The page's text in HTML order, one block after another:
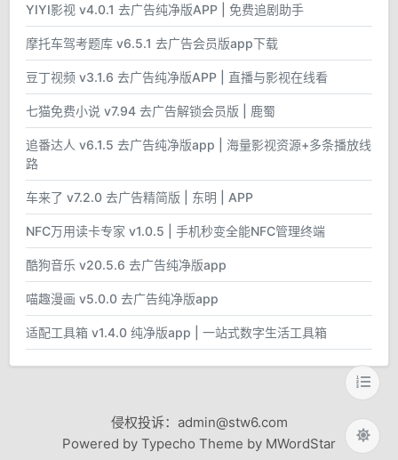
YIYI影视 v4.0.1 去广告纯净版APP | 免费追剧助手
摩托车驾考题库 v6.5.1 去广告会员版app下载
豆丁视频 v3.1.6 去广告纯净版APP | 直播与影视在线看
七猫免费小说 v7.94 去广告解锁会员版 | 鹿蜀
追番达人 v6.1.5 去广告纯净版app | 海量影视资源+多条播放线
路
车来了 v7.2.0 去广告精简版 | 东明 | APP
NFC万用读卡专家 v1.0.5 | 手机秒变全能NFC管理终端
酷狗音乐 v20.5.6 去广告纯净版app
喵趣漫画 v5.0.0 去广告纯净版app
适配工具箱 v1.4.0 纯净版app | 一站式数字生活工具箱
侵权投诉：admin@stw6.com
Powered by Typecho Theme by MWordStar